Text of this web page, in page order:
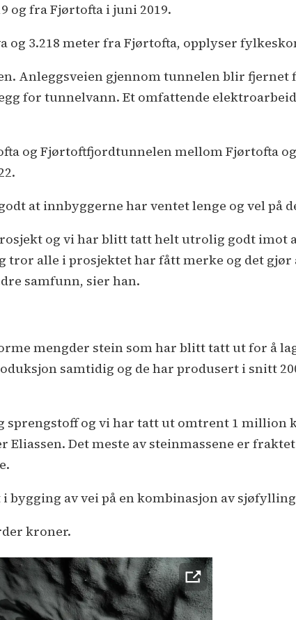
og fra Fjørtofta i juni 2019.
og 3.218 meter fra Fjørtofta, opplyser
Anleggsveien gjennom tunnelen blir fjernet
for tunnelvann. Et omfattende
og Fjørtoftfjordtunnelen mellom Fjørtofta
at innbyggerne har ventet lenge og vel på
og vi har blitt tatt helt utrolig godt imot
alle i prosjektet har fått merke og det
samfunn, sier han.
mengder stein som har blitt tatt ut for å
samtidig og de har produsert i snitt
sprengstoff og vi har tatt ut omtrent 1 million
Det meste av steinmassene er
av vei på en kombinasjon av
kroner.